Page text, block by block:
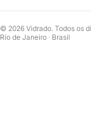
© 2026 Vidrado. Todos os
Rio de Janeiro · Brasil